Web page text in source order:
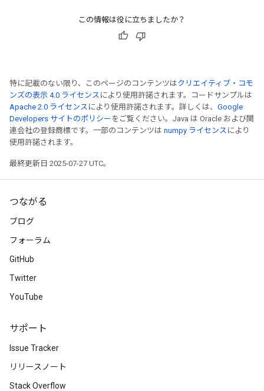
この情報は役に立ちましたか？
特に記載のない限り、このページのコンテンツはクリエイティブ・コモ
ンズの表示 4.0 ライセンス により使用許諾されます。コードサンプルは
Apache 2.0 ライセンス により使用許諾されます。詳しくは、 Google
Developers サイトのポリシー をご覧ください。Java は Oracle および関
連会社の登録商標です。一部のコンテンツは numpy ライセンス により
使用許諾されます。
最終更新日 2025-07-27 UTC。
つながる
ブログ
フォーラム
GitHub
Twitter
YouTube
サポート
Issue Tracker
リリースノート
Stack Overflow